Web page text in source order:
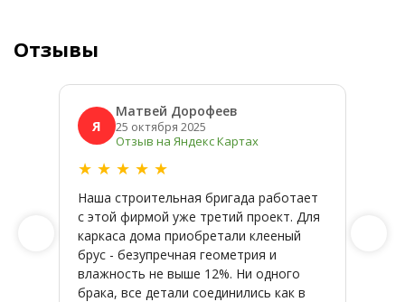
Отзывы
Я
Матвей Дорофеев
25 октября 2025
Отзыв на Яндекс Картах
★ ★ ★ ★ ★
Наша строительная бригада работает
с этой фирмой уже третий проект. Для
каркаса дома приобретали клееный
брус - безупречная геометрия и
влажность не выше 12%. Ни одного
брака, все детали соединились как в